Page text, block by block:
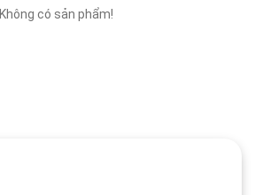
Không có sản phẩm!